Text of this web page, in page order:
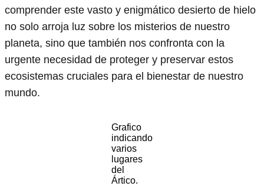
comprender este vasto y enigmático desierto de hielo
no solo arroja luz sobre los misterios de nuestro
planeta, sino que también nos confronta con la
urgente necesidad de proteger y preservar estos
ecosistemas cruciales para el bienestar de nuestro
mundo.
Grafico
indicando
varios
lugares
del
Ártico.